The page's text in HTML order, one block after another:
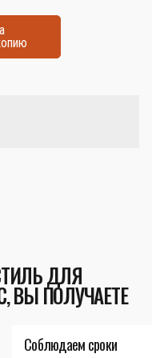
ДЛЯ
ВЫ ПОЛУЧАЕТЕ
Соблюдаем сроки